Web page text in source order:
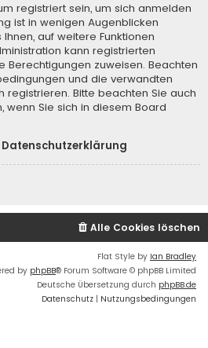
registriert sein, um sich anmelden
ist in wenigen Augenblicken
auf weitere Funktionen
kann registrierten
Berechtigungen zuweisen. Beachten
und die verwandten
registrieren. Bitte beachten Sie auch
wenn Sie sich in diesem Board
Datenschutzerklärung
Alle Cookies löschen
Flat Style by Ian Bradley
by phpBB® Forum Software © phpBB Limited
Deutsche Übersetzung durch phpBB.de
Datenschutz | Nutzungsbedingungen